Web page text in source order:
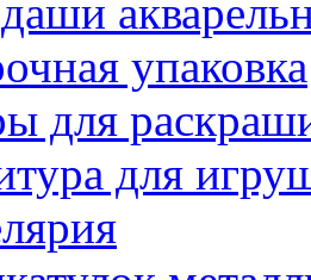
упаковка
для
для